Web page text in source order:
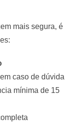
mais segura, é
caso de dúvida
mínima de 15